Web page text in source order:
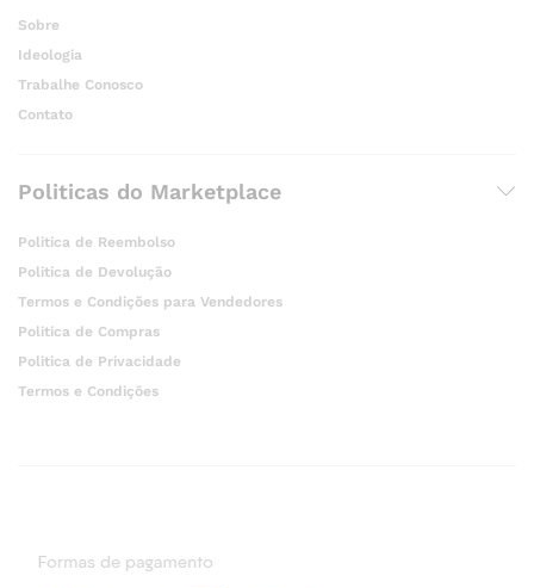
Sobre
Ideologia
Trabalhe Conosco
Contato
Politicas do Marketplace
Politica de Reembolso
Politica de Devolução
Termos e Condições para Vendedores
Politica de Compras
Politica de Privacidade
Termos e Condições